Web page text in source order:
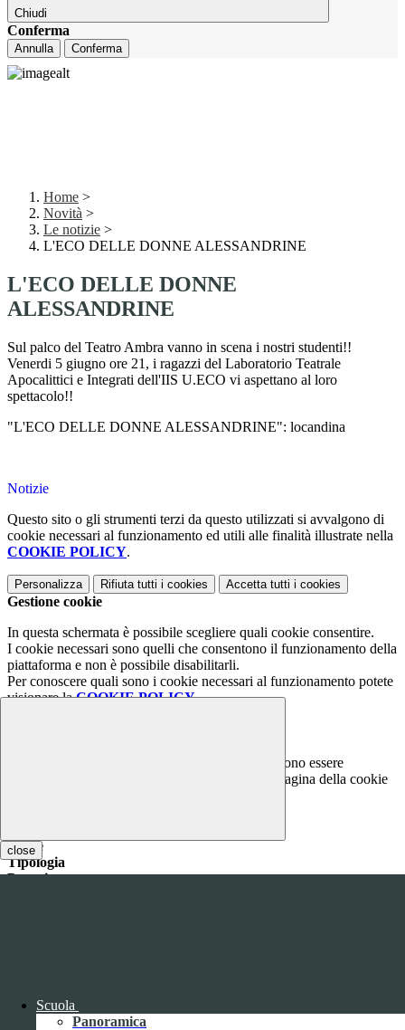
Chiudi
Conferma
Annulla Conferma
close
Scuola
Panoramica
Home >
Novità >
Le notizie >
L'ECO DELLE DONNE ALESSANDRINE
L'ECO DELLE DONNE
ALESSANDRINE
Sul palco del Teatro Ambra vanno in scena i nostri studenti!!
Venerdi 5 giugno ore 21, i ragazzi del Laboratorio Teatrale
Apocalittici e Integrati dell'IIS U.ECO vi aspettano al loro
spettacolo!!
"L'ECO DELLE DONNE ALESSANDRINE": locandina
Notizie
Questo sito o gli strumenti terzi da questo utilizzati si avvalgono di
cookie necessari al funzionamento ed utili alle finalità illustrate nella
COOKIE POLICY.
Personalizza Rifiuta tutti i cookies Accetta tutti i cookies
Gestione cookie
In questa schermata è possibile scegliere quali cookie consentire.
I cookie necessari sono quelli che consentono il funzionamento della
piattaforma e non è possibile disabilitarli.
Per conoscere quali sono i cookie necessari al funzionamento potete
visionare laCOOKIE POLICY.
I cookie necessari per il funzionamento non possono essere
disabilitati. È possibile consultare l'elenco nella pagina della cookie
Nome
Tipologia
Proprieta
Durata:Sessione
VISITOR_INFO1_LIVE